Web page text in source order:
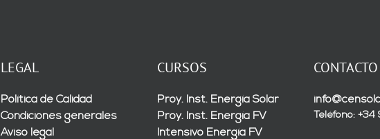
LEGAL
Política de Calidad
Condiciones generales
Aviso legal
CURSOS
Proy. Inst. Energía Solar
Proy. Inst. Energía FV
Intensivo Energía FV
CONTACTO
Teléfono: